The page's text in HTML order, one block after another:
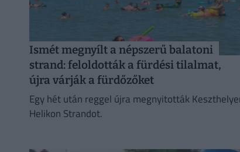
Ismét megnyílt a népszerű balatoni
strand: feloldották a fürdési tilalmat,
újra várják a fürdőzőket
Egy hét után reggel újra megnyitották
Helikon Strandot.